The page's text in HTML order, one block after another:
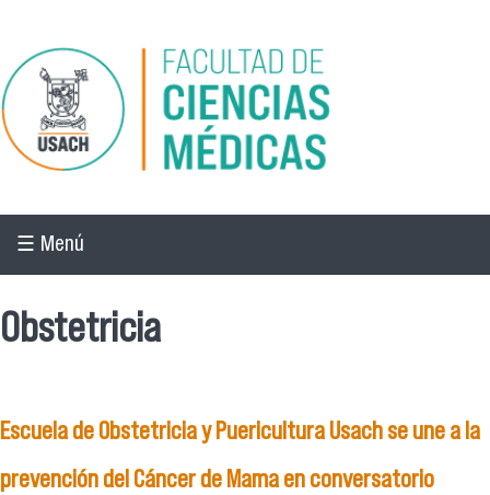
Pasar al contenido principal
☰ Menú
Obstetricia
Escuela de Obstetricia y Puericultura Usach se une a la
prevención del Cáncer de Mama en conversatorio